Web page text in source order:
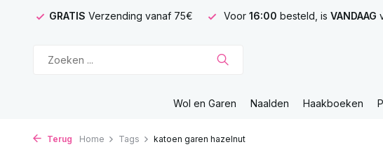
GRATIS Verzending vanaf 75€ Voor 16:00 besteld, is VANDAAG
Wol en Garen Naalden Haakboeken
Terug Home Tags katoen garen hazelnut